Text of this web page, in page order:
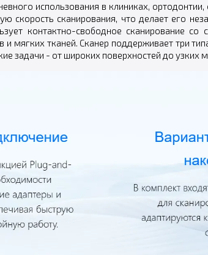
использования в клиниках, ортодонтии,
скорость сканирования, что делает его
контактно-свободное сканирование со
мягких тканей. Сканер поддерживает три
задачи - от широких поверхностей до узких